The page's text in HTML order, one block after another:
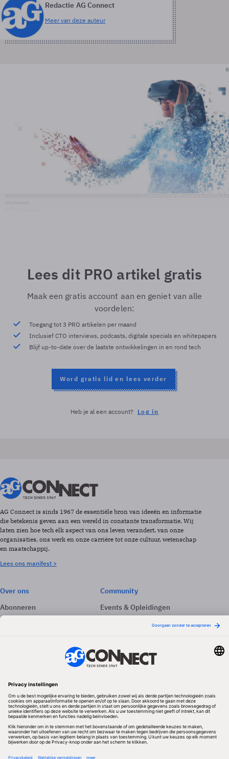
Redactie AG Connect
Meer van deze auteur
Lees dit PRO artikel gratis
Maak een gratis account aan en geniet van alle
voordelen:
Toegang tot 3 PRO artikelen per maand
Inclusief CTO interviews, podcasts, digitale specials en whitepapers
Blijf up-to-date over de laatste ontwikkelingen in en rond tech
Word gratis lid en lees verder
Heb je al een account? Log in
AG Connect is sinds 1967 de essentiële bron van ideeën en informatie
die betekenis geven aan een wereld in constante transformatie. Wij
laten zien hoe tech elk aspect van ons leven verandert, van onze
organisaties, ons werk en onze carrière tot onze cultuur, wetenschap
en maatschappij.
Lees ons manifest >
Over ons
Abonneren
Adverteren
Community
Events & Opleidingen
Nieuwsbrieven
Volg ons
Redactionele partner